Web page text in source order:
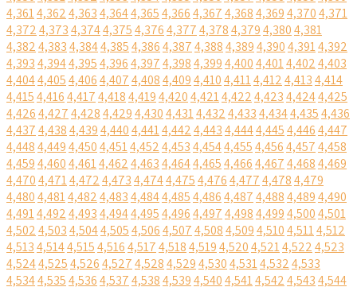
4,3614,3624,3634,3644,3654,3664,3674,3684,3694,3704,371
4,3724,3734,3744,3754,3764,3774,3784,3794,3804,381
4,3824,3834,3844,3854,3864,3874,3884,3894,3904,3914,392
4,3934,3944,3954,3964,3974,3984,3994,4004,4014,4024,403
4,4044,4054,4064,4074,4084,4094,4104,4114,4124,4134,414
4,4154,4164,4174,4184,4194,4204,4214,4224,4234,4244,425
4,4264,4274,4284,4294,4304,4314,4324,4334,4344,4354,436
4,4374,4384,4394,4404,4414,4424,4434,4444,4454,4464,447
4,4484,4494,4504,4514,4524,4534,4544,4554,4564,4574,458
4,4594,4604,4614,4624,4634,4644,4654,4664,4674,4684,469
4,4704,4714,4724,4734,4744,4754,4764,4774,4784,479
4,4804,4814,4824,4834,4844,4854,4864,4874,4884,4894,490
4,4914,4924,4934,4944,4954,4964,4974,4984,4994,5004,501
4,5024,5034,5044,5054,5064,5074,5084,5094,5104,5114,512
4,5134,5144,5154,5164,5174,5184,5194,5204,5214,5224,523
4,5244,5254,5264,5274,5284,5294,5304,5314,5324,533
4,5344,5354,5364,5374,5384,5394,5404,5414,5424,5434,544